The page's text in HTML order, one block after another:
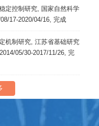
定控制研究, 国家自然科学
17-2020/04/16, 完成
机制研究, 江苏省基础研究
05/30-2017/11/26, 完